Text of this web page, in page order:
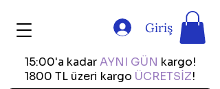
1800 TL üzeri kargo ÜCRETSİZ!
15:00'a kadar AYNI GÜN kargo!
Giriş